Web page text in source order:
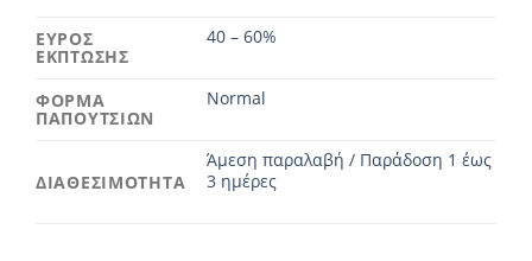
ΕΥΡΟΣ
ΕΚΠΤΩΣΗΣ
40 – 60%
ΦΟΡΜΑ
ΠΑΠΟΥΤΣΙΩΝ
Normal
ΔΙΑΘΕΣΙΜΟΤΗΤΑ
Άμεση παραλαβή / Παράδοση 1 έως
3 ημέρες